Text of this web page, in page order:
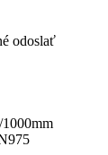
odoslať